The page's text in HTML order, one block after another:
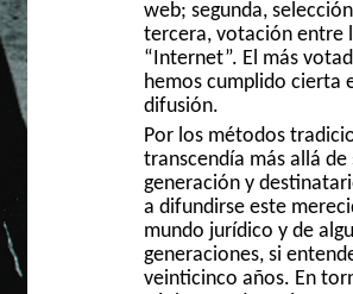
web; segunda,
tercera, votación entre
“Internet”. El más
hemos cumplido cierta
difusión.
Por los métodos
transcendía más allá de
generación y
a difundirse este
mundo jurídico y de
generaciones, si
veinticinco años. En